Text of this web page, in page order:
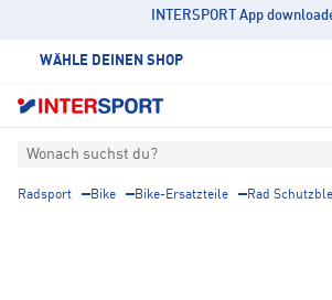
INTERSPORT App
WÄHLE DEINEN SHOP
Wonach suchst du?
Radsport Bike Bike-Ersatzteile Rad